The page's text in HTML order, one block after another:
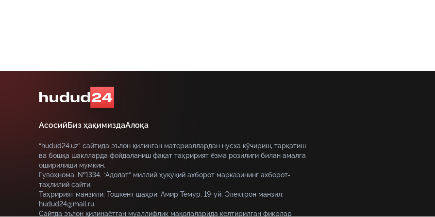
АсосийБиз ҳақимиздаАлоқа
“hudud24.uz” сайтида эълон қилинган материаллардан нусха кўчириш, тарқатиш
ва бошқа шаклларда фойдаланиш фақат таҳририят ёзма розилиги билан амалга
оширилиши мумкин.
Гувоҳнома: №1334. “Адолат” миллий ҳуқуқий ахборот марказининг ахборот-
таҳлилий сайти.
Таҳририят манзили: Тошкент шаҳри, Амир Темур, 19-уй. Электрон манзил:
hudud24@mail.ru.
Сайтда эълон қилинаётган муаллифлик мақолаларида келтирилган фикрлар